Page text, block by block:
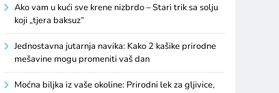
Ako vam u kući sve krene nizbrdo – Stari trik sa solju
koji „tjera baksuz“
Jednostavna jutarnja navika: Kako 2 kašike prirodne
mešavine mogu promeniti vaš dan
Moćna biljka iz vaše okoline: Prirodni lek za gljivice,